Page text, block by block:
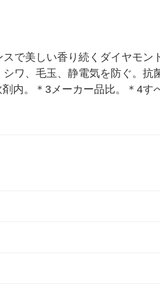
で美しい香り続くダイヤモ
ワ、毛玉、静電気を防ぐ。
内。＊3メーカー品比。＊4